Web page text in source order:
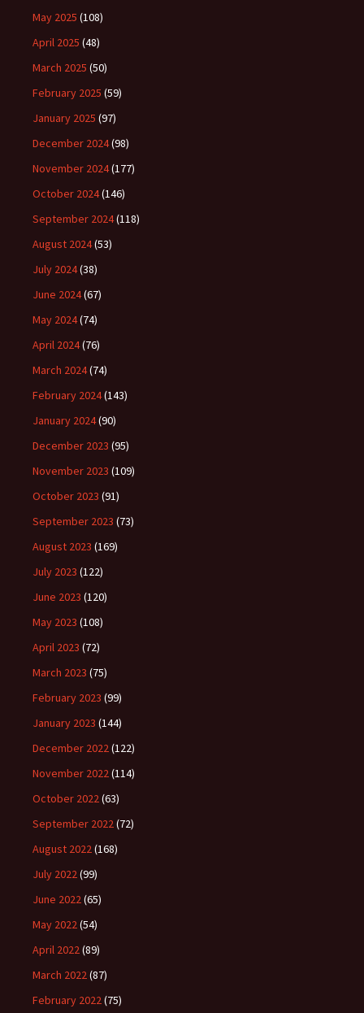
May 2025 (108)
April 2025 (48)
March 2025 (50)
February 2025 (59)
January 2025 (97)
December 2024(98)
November 2024(177)
October 2024(146)
September 2024(118)
August 2024(53)
July 2024(38)
June 2024(67)
May 2024(74)
April 2024(76)
March 2024(74)
February 2024(143)
January 2024(90)
December 2023 (95)
November 2023 (109)
October 2023 (91)
September 2023 (73)
August 2023 (169)
July 2023 (122)
June 2023 (120)
May 2023 (108)
April 2023 (72)
March 2023 (75)
February 2023 (99)
January 2023 (144)
December 2022(122)
November 2022(114)
October 2022(63)
September 2022(72)
August 2022(168)
July 2022(99)
June 2022(65)
May 2022(54)
April 2022(89)
March 2022(87)
February 2022(75)